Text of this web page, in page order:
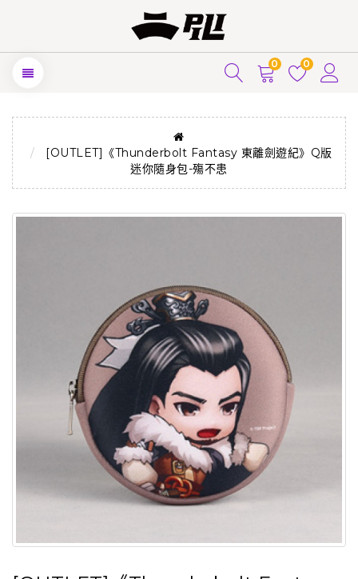
0 0
[OUTLET]《Thunderbolt Fantasy 東離劍遊紀》Q版
迷你隨身包-殤不患